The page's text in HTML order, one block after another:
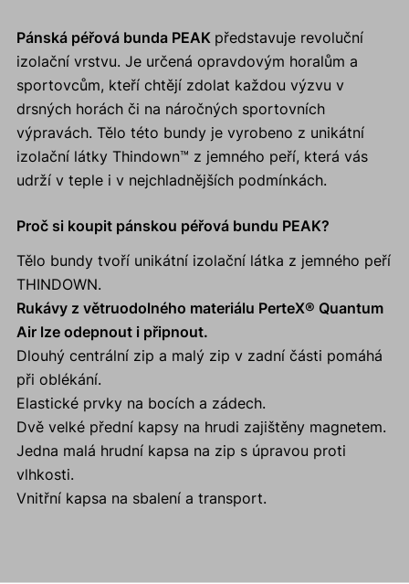
Pánská péřová bunda PEAK představuje revoluční
izolační vrstvu. Je určená opravdovým horalům a
sportovcům, kteří chtějí zdolat každou výzvu v
drsných horách či na náročných sportovních
výpravách. Tělo této bundy je vyrobeno z unikátní
izolační látky Thindown™ z jemného peří, která vás
udrží v teple i v nejchladnějších podmínkách.
Proč si koupit pánskou péřová bundu PEAK?
Tělo bundy tvoří unikátní izolační látka z jemného peří
THINDOWN.
Rukávy z větruodolného materiálu PerteX® Quantum
Air lze odepnout i připnout.
Dlouhý centrální zip a malý zip v zadní části pomáhá
při oblékání.
Elastické prvky na bocích a zádech.
Dvě velké přední kapsy na hrudi zajištěny magnetem.
Jedna malá hrudní kapsa na zip s úpravou proti
vlhkosti.
Vnitřní kapsa na sbalení a transport.